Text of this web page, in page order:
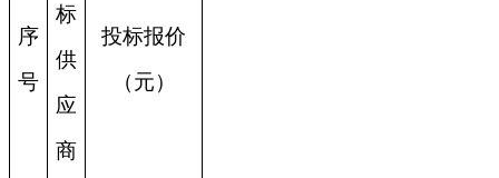
序
号
标
供
应
商
投标报价
（元）